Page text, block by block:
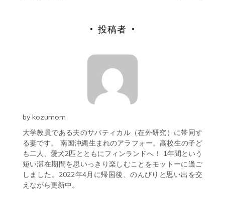
投稿者
by kozumom
大学教員である夫のサバティカル（在外研究）に帯同す
る妻です。 南国沖縄生まれのアラフォー。高校生の子ど
も二人、愛犬2匹とともにフィンランドへ！ 1年間という
短い滞在期間を思いっきり楽しむことをモットーに過ご
しました。2022年4月に帰国後、のんびりと思い出を交
えながら更新中。